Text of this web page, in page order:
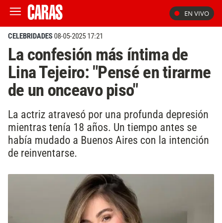
EN VIVO
CELEBRIDADES08-05-2025 17:21
La confesión más íntima de
Lina Tejeiro: "Pensé en tirarme
de un onceavo piso"
La actriz atravesó por una profunda depresión
mientras tenía 18 años. Un tiempo antes se
había mudado a Buenos Aires con la intención
de reinventarse.